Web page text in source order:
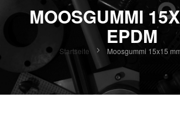
MOOSGUMMI
EPDM
Startseite Moosgummi 15x15